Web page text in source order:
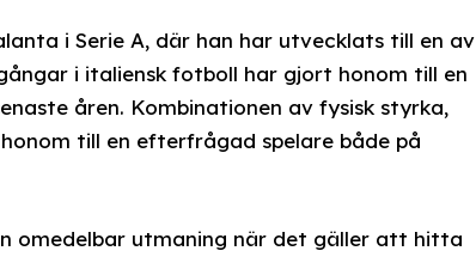
i Serie A, där han har utvecklats till en av
i italiensk fotboll har gjort honom till en
åren. Kombinationen av fysisk styrka,
till en efterfrågad spelare både på
omedelbar utmaning när det gäller att hitta